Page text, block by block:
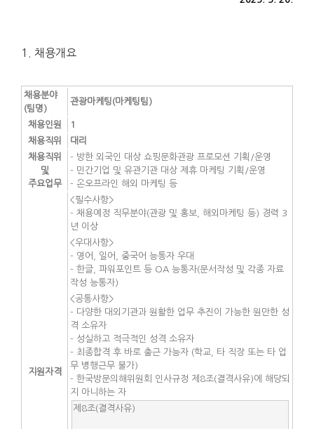
1. 채용개요
채용분야
(팀명)
관광마케팅(마케팅팀)
채용인원
1
채용직위
대리
채용직위
및
주요업무
- 방한 외국인 대상 쇼핑문화관광 프로모션 기획/운영
- 민간기업 및 유관기관 대상 제휴 마케팅 기획/운영
- 온오프라인 해외 마케팅 등
지원자격
<필수사항>
- 채용예정 직무분야(관광 및 홍보, 해외마케팅 등) 경력 3
년 이상
<우대사항>
- 영어, 일어, 중국어 능통자 우대
- 한글, 파워포인트 등 OA 능통자(문서작성 및 각종 자료
작성 능통자)
<공통사항>
- 다양한 대외기관과 원활한 업무 추진이 가능한 원만한 성
격 소유자
- 성실하고 적극적인 성격 소유자
- 최종합격 후 바로 출근 가능자 (학교, 타 직장 또는 타 업
무 병행근무 불가)
- 한국방문의해위원회 인사규정 제8조(결격사유)에 해당되
지 아니하는 자
제8조(결격사유)